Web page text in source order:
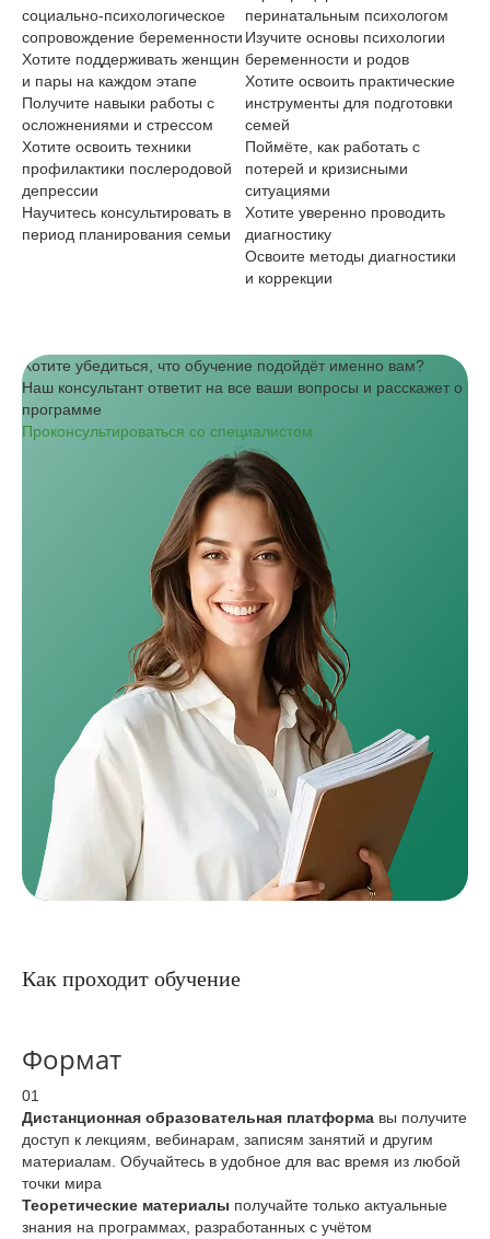
социально‑психологическое
сопровождение беременности
Хотите поддерживать женщин
и пары на каждом этапе
Получите навыки работы с
осложнениями и стрессом
Хотите освоить техники
профилактики послеродовой
депрессии
Научитесь консультировать в
период планирования семьи
перинатальным психологом
Изучите основы психологии
беременности и родов
Хотите освоить практические
инструменты для подготовки
семей
Поймёте, как работать с
потерей и кризисными
ситуациями
Хотите уверенно проводить
диагностику
Освоите методы диагностики
и коррекции
Хотите убедиться, что обучение подойдёт именно вам?
Наш консультант ответит на все ваши вопросы и расскажет о
программе
Проконсультироваться со специалистом
Как проходит обучение
Формат
01
Дистанционная образовательная платформа вы получите
доступ к лекциям, вебинарам, записям занятий и другим
материалам. Обучайтесь в удобное для вас время из любой
точки мира
Теоретические материалы получайте только актуальные
знания на программах, разработанных с учётом